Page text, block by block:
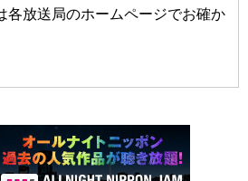
各放送局のホームページでお確か